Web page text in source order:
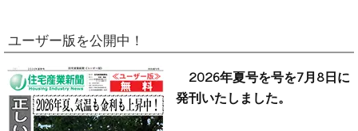
ユーザー版を公開中！
2026年夏号を号を7月8日に
発刊いたしました。